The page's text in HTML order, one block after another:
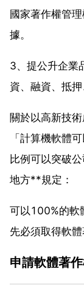
國家著作權管
據。
3、提公升企業
資、融資、抵押
關於以高新技
「計算機軟體
比例可以突破
地方**規定：
可以100%的軟
先必須取得軟體
申請軟體著